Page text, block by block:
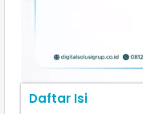
Daftar Isi